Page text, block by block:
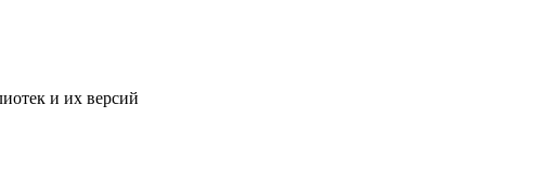
и их версий